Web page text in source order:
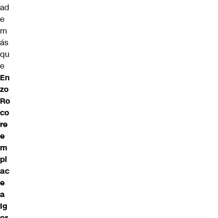
ad
e
m
ás
qu
e
En
zo
Ro
co
re
e
m
pl
ac
e
a
Ig